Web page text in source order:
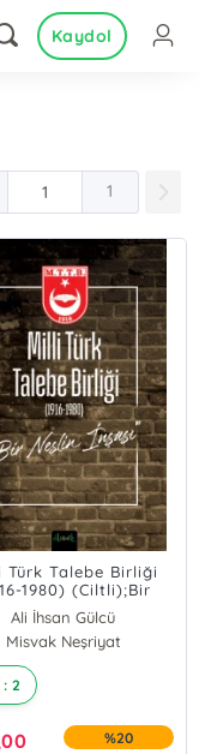
Kaydol
1
Türk Talebe Birliği
1980) (Ciltli);Bir
Neslin İnşası
Ali İhsan Gülcü
Misvak Neşriyat
: 2
%20